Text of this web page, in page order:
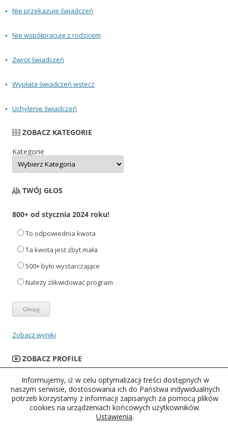
Nie przekazuje świadczeń
Nie współpracuje z rodzicem
Zwrot świadczeń
Wypłata świadczeń wstecz
Uchylenie świadczeń
ZOBACZ KATEGORIE
Kategorie
TWÓJ GŁOS
800+ od stycznia 2024 roku!
To odpowiednia kwota
Ta kwota jest zbyt mała
500+ było wystarczające
Należy zlikwidować program
Zobacz wyniki
ZOBACZ PROFILE
Informujemy, iż w celu optymalizacji treści dostępnych w
naszym serwisie, dostosowania ich do Państwa indywidualnych
potrzeb korzystamy z informacji zapisanych za pomocą plików
cookies na urządzeniach końcowych użytkowników.
Ustawienia.